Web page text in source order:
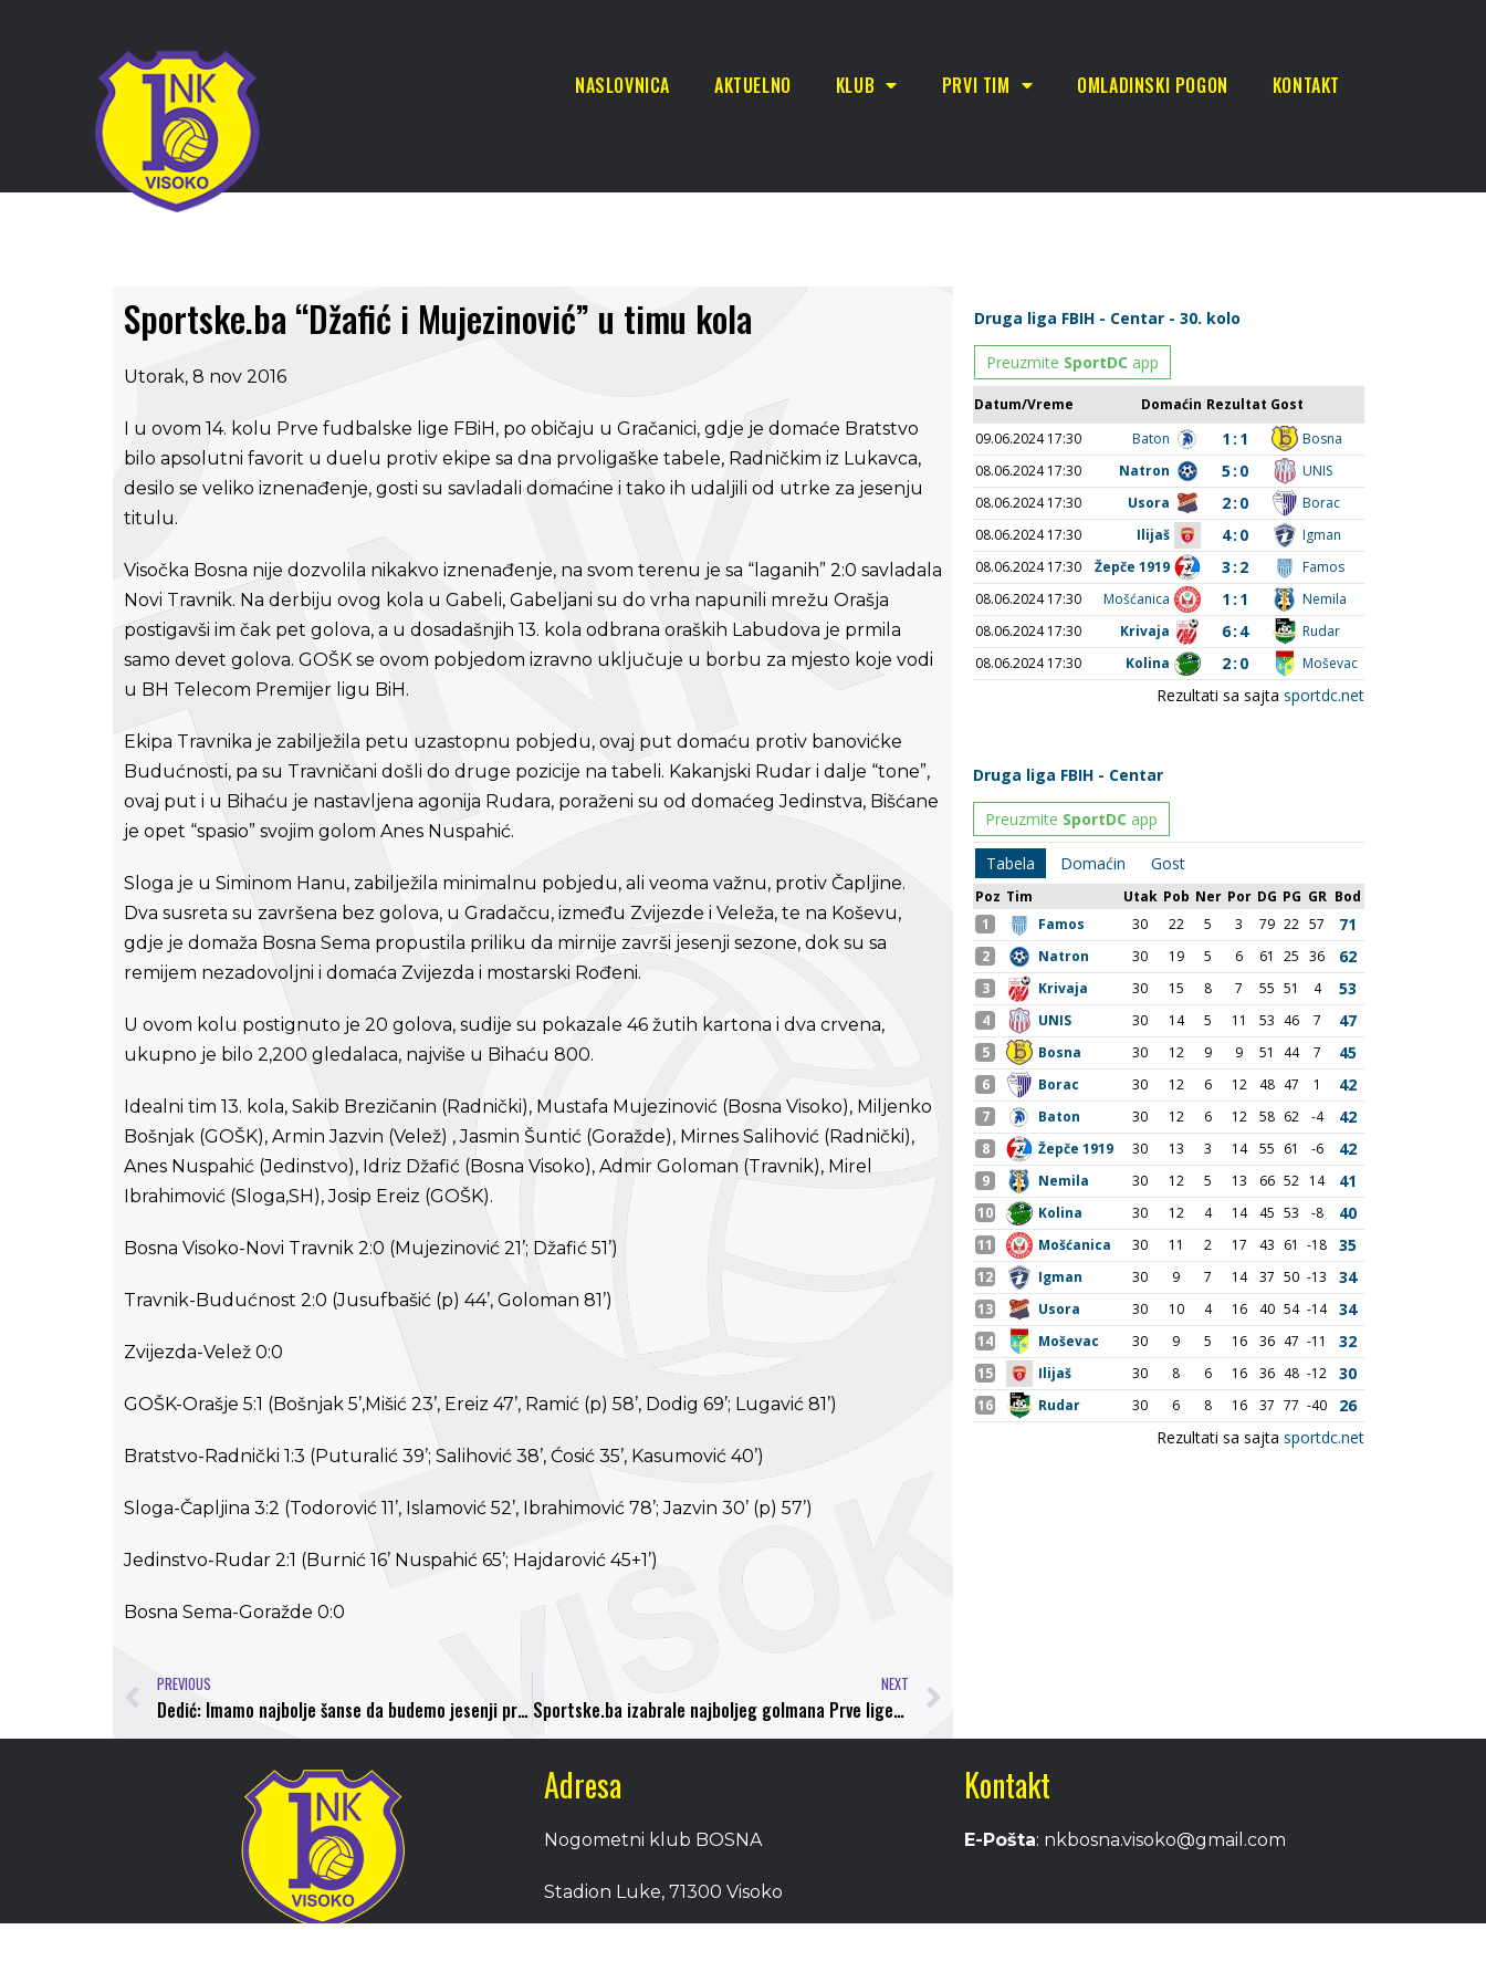
NASLOVNICA AKTUELNO KLUB PRVI TIM OMLADINSKI POGON KONTAKT
Sportske.ba “Džafić i Mujezinović” u timu kola
Utorak, 8 nov 2016
I u ovom 14. kolu Prve fudbalske lige FBiH, po običaju u Gračanici, gdje je domaće Bratstvo
bilo apsolutni favorit u duelu protiv ekipe sa dna prvoligaške tabele, Radničkim iz Lukavca,
desilo se veliko iznenađenje, gosti su savladali domaćine i tako ih udaljili od utrke za jesenju
titulu.
Visočka Bosna nije dozvolila nikakvo iznenađenje, na svom terenu je sa “laganih” 2:0 savladala
Novi Travnik. Na derbiju ovog kola u Gabeli, Gabeljani su do vrha napunili mrežu Orašja
postigavši im čak pet golova, a u dosadašnjih 13. kola odbrana oraških Labudova je prmila
samo devet golova. GOŠK se ovom pobjedom izravno uključuje u borbu za mjesto koje vodi
u BH Telecom Premijer ligu BiH.
Ekipa Travnika je zabilježila petu uzastopnu pobjedu, ovaj put domaću protiv banovićke
Budućnosti, pa su Travničani došli do druge pozicije na tabeli. Kakanjski Rudar i dalje “tone”,
ovaj put i u Bihaću je nastavljena agonija Rudara, poraženi su od domaćeg Jedinstva, Bišćane
je opet “spasio” svojim golom Anes Nuspahić.
Sloga je u Siminom Hanu, zabilježila minimalnu pobjedu, ali veoma važnu, protiv Čapljine.
Dva susreta su završena bez golova, u Gradačcu, između Zvijezde i Veleža, te na Koševu,
gdje je domaža Bosna Sema propustila priliku da mirnije završi jesenji sezone, dok su sa
remijem nezadovoljni i domaća Zvijezda i mostarski Rođeni.
U ovom kolu postignuto je 20 golova, sudije su pokazale 46 žutih kartona i dva crvena,
ukupno je bilo 2,200 gledalaca, najviše u Bihaću 800.
Idealni tim 13. kola, Sakib Brezičanin (Radnički), Mustafa Mujezinović (Bosna Visoko), Miljenko
Bošnjak (GOŠK), Armin Jazvin (Velež) , Jasmin Šuntić (Goražde), Mirnes Salihović (Radnički),
Anes Nuspahić (Jedinstvo), Idriz Džafić (Bosna Visoko), Admir Goloman (Travnik), Mirel
Ibrahimović (Sloga,SH), Josip Ereiz (GOŠK).
Bosna Visoko-Novi Travnik 2:0 (Mujezinović 21’; Džafić 51’)
Travnik-Budućnost 2:0 (Jusufbašić (p) 44’, Goloman 81’)
Zvijezda-Velež 0:0
GOŠK-Orašje 5:1 (Bošnjak 5’,Mišić 23’, Ereiz 47’, Ramić (p) 58’, Dodig 69’; Lugavić 81’)
Bratstvo-Radnički 1:3 (Puturalić 39’; Salihović 38’, Ćosić 35’, Kasumović 40’)
Sloga-Čapljina 3:2 (Todorović 11’, Islamović 52’, Ibrahimović 78’; Jazvin 30’ (p) 57’)
Jedinstvo-Rudar 2:1 (Burnić 16’ Nuspahić 65’; Hajdarović 45+1’)
Bosna Sema-Goražde 0:0
PREVIOUS
Dedić: Imamo najbolje šanse da budemo jesenji prvaci
NEXT
Sportske.ba izabrale najboljeg golmana Prve lige FBiH
Adresa
Nogometni klub BOSNA
Stadion Luke, 71300 Visoko
Kontakt
E-Pošta: nkbosna.visoko@gmail.com